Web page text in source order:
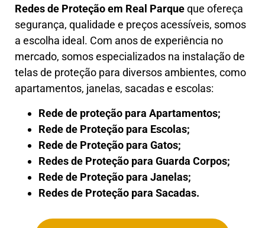
Redes de Proteção em Real Parqueque ofereça
segurança, qualidade e preços acessíveis, somos
a escolha ideal. Com anos de experiência no
mercado, somos especializados na instalação de
telas de proteção para diversos ambientes, como
apartamentos, janelas, sacadas e escolas:
Rede de proteção para Apartamentos;
Rede de Proteção para Escolas;
Rede de Proteção para Gatos;
Redes de Proteção para Guarda Corpos;
Rede de Proteção para Janelas;
Redes de Proteção para Sacadas.